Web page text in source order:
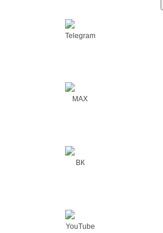
Telegram
MAX
ВК
YouTube